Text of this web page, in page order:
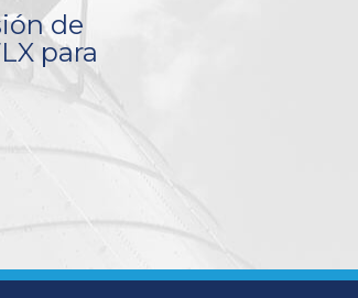
de
para